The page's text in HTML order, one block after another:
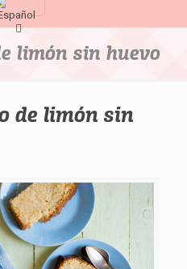
limón sin huevo
de limón sin